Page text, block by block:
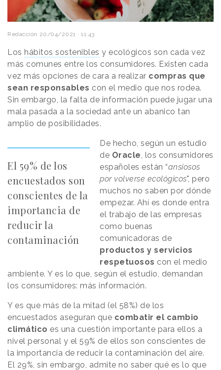
Redacción 20/04/2021 · 11:43
Los hábitos sostenibles y ecológicos son cada vez
más comunes entre los consumidores. Existen cada
vez más opciones de cara a realizar compras que
sean responsables con el medio que nos rodea.
Sin embargo, la falta de información puede jugar una
mala pasada a la sociedad ante un abanico tan
amplio de posibilidades.
El 59% de los
encuestados son
conscientes de la
importancia de
reducir la
contaminación
De hecho, según un estudio
de Oracle , los consumidores
españoles están “ansiosos
por volverse ecológicos", pero
muchos no saben por dónde
empezar. Ahí es donde entra
el trabajo de las empresas
como buenas
comunicadoras de
productos y servicios
respetuosos con el medio
ambiente. Y es lo que, según el estudio, demandan
los consumidores: más información.
Y es que más de la mitad (el 58%) de los
encuestados aseguran que combatir el cambio
climático es una cuestión importante para ellos a
nivel personal y el 59% de ellos son conscientes de
la importancia de reducir la contaminación del aire.
El 29%, sin embargo, admite no saber qué es lo que